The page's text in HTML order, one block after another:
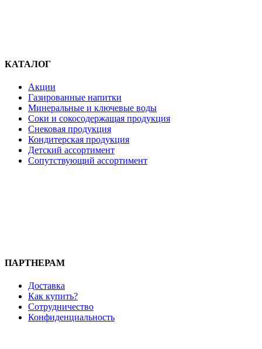
КАТАЛОГ
Акции
Газированные напитки
Минеральные и ключевые воды
Соки и сокосодержащая продукция
Снековая продукция
Кондитерская продукция
Детский ассортимент
Сопутствующий ассортимент
ПАРТНЕРАМ
Доставка
Как купить?
Сотрудничество
Конфиденциальность